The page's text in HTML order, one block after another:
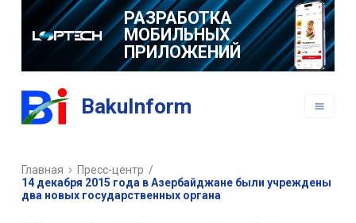
РАЗРАБОТКА
МОБИЛЬНЫХ
ПРИЛОЖЕНИЙ
BakuInform
Главная Пресс-центр /
14 декабря 2015 года в Азербайджане были учреждены
два новых государственных органа